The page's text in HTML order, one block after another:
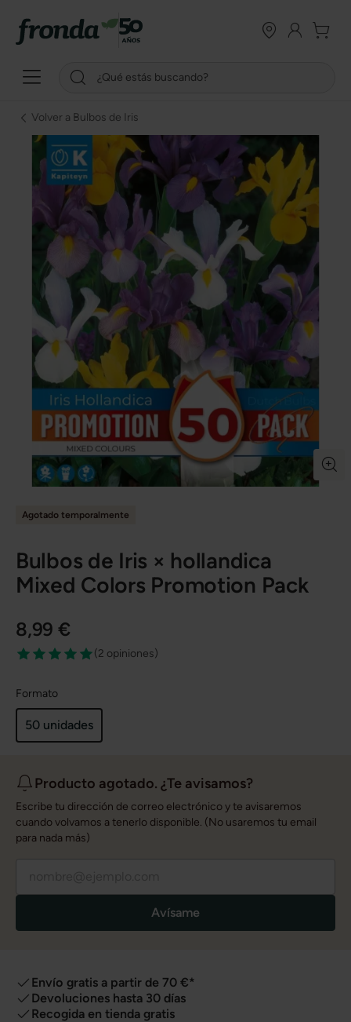
Volver a Bulbos de Iris
Agotado temporalmente
Bulbos de Iris × hollandica
Mixed Colors Promotion Pack
8,99 €
(2 opiniones)
Formato
50 unidades
Producto agotado. ¿Te avisamos?
Escribe tu dirección de correo electrónico y te avisaremos
cuando volvamos a tenerlo disponible. (No usaremos tu email
para nada más)
Avísame
Envío gratis a partir de 70 €*
Devoluciones hasta 30 días
Recogida en tienda gratis